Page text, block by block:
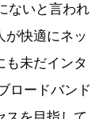
ないと言われ
が快適にネッ
も未だインタ
ロードバンド